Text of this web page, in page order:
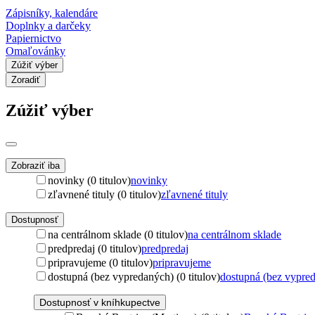
Zápisníky, kalendáre
Doplnky a darčeky
Papiernictvo
Omaľovánky
Zúžiť výber
Zoradiť
Zúžiť výber
Zobraziť iba
novinky (0 titulov)novinky
zľavnené tituly (0 titulov)zľavnené tituly
Dostupnosť
na centrálnom sklade (0 titulov)na centrálnom sklade
predpredaj (0 titulov)predpredaj
pripravujeme (0 titulov)pripravujeme
dostupná (bez vypredaných) (0 titulov)dostupná (bez
Dostupnosť v kníhkupectve